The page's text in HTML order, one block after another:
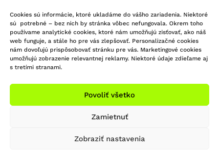
Cookies sú informácie, ktoré ukladáme do vášho zariadenia. Niektoré
sú potrebné – bez nich by stránka vôbec nefungovala. Okrem toho
používame analytické cookies, ktoré nám umožňujú zisťovať, ako náš
web funguje, a stále ho pre vás zlepšovať. Personalizačné cookies
nám dovoľujú prispôsobovať stránku pre vás. Marketingové cookies
umožňujú zobrazenie relevantnej reklamy. Niektoré údaje zdieľame aj
s tretími stranami.
Povoliť všetko
Zamietnuť
Zobraziť nastavenia